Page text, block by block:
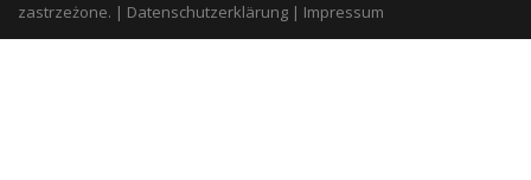
zastrzeżone. | Datenschutzerklärung | Impressum